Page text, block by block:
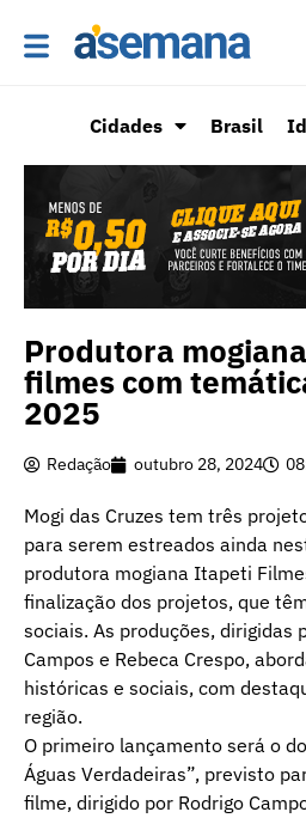
Cidades Brasil
Produtora
filmes com
2025
Redação outubro 28, 2024
Mogi das Cruzes tem três
para serem estreados ainda
produtora mogiana Itapeti
finalização dos projetos, que
sociais. As produções, dirigidas
Campos e Rebeca Crespo,
históricas e sociais, com
região.
O primeiro lançamento será o
Águas Verdadeiras”, previsto
filme, dirigido por Rodrigo